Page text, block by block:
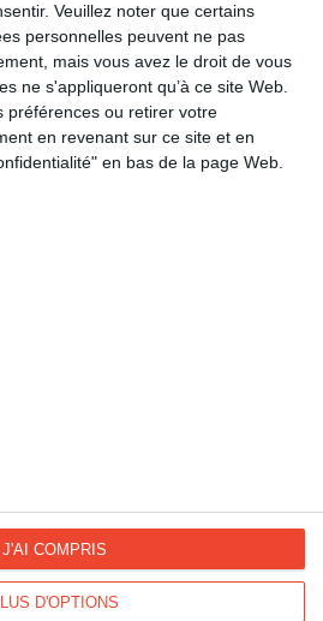
Veuillez noter que certains
personnelles peuvent ne pas
mais vous avez le droit de vous
ne s'appliqueront qu’à ce site Web.
préférences ou retirer votre
en revenant sur ce site et en
en bas de la page Web.
D'OPTIONS
J'AI COMPRIS
CARTES DANS
Religions
Chrétiennes
Pâques